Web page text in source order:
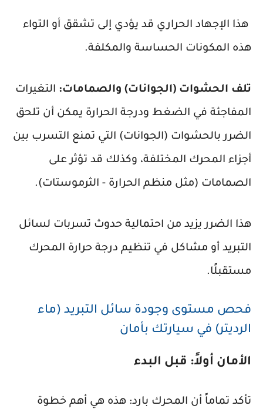
هذا الإجهاد الحراري قد يؤدي إلى تشقق أو التواء
هذه المكونات الحساسة والمكلفة.
تلف الحشوات (الجوانات) والصمامات: التغيرات
المفاجئة في الضغط ودرجة الحرارة يمكن أن تلحق
الضرر بالحشوات (الجوانات) التي تمنع التسرب بين
أجزاء المحرك المختلفة، وكذلك قد تؤثر على
الصمامات (مثل منظم الحرارة - الثرموستات).
هذا الضرر يزيد من احتمالية حدوث تسربات لسائل
التبريد أو مشاكل في تنظيم درجة حرارة المحرك
مستقبلًا.
فحص مستوى وجودة سائل التبريد (ماء
الرديتر) في سيارتك بأمان
الأمان أولاً: قبل البدء
تأكد تماماً أن المحرك بارد: هذه هي أهم خطوة